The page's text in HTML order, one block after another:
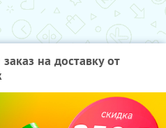
на доставку от